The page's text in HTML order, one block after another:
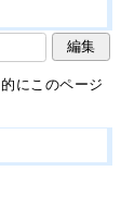
にこのページ